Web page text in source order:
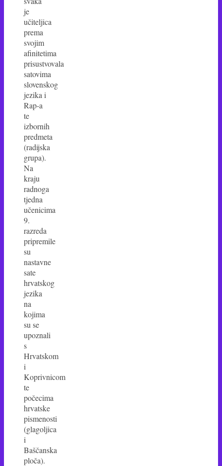
je
učiteljica
prema
svojim
afinitetima
prisustvovala
satovima
slovenskog
jezika i
Rap-a
te
izbornih
predmeta
(radijska
grupa).
Na
kraju
radnoga
tjedna
učenicima
9.
razreda
pripremile
su
nastavne
sate
hrvatskog
jezika
na
kojima
su se
upoznali
s
Hrvatskom
i
Koprivnicom
te
počecima
hrvatske
pismenosti
(glagoljica
i
Baščanska
ploča).